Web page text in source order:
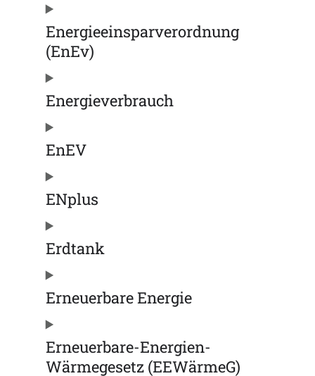
Energieeinsparverordnung
(EnEv)
Energieverbrauch
EnEV
ENplus
Erdtank
Erneuerbare Energie
Erneuerbare-Energien-
Wärmegesetz (EEWärmeG)